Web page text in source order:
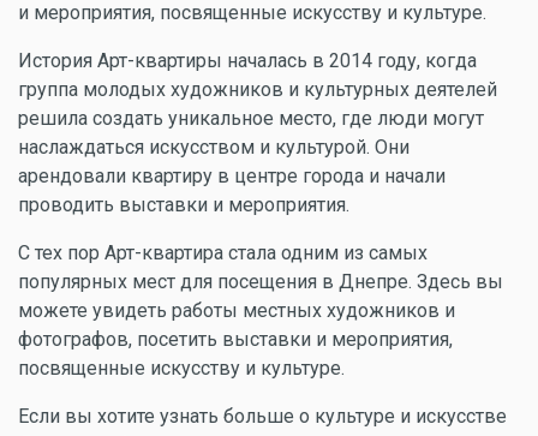
и мероприятия, посвященные искусству и культуре.
История Арт-квартиры началась в 2014 году, когда
группа молодых художников и культурных деятелей
решила создать уникальное место, где люди могут
наслаждаться искусством и культурой. Они
арендовали квартиру в центре города и начали
проводить выставки и мероприятия.
С тех пор Арт-квартира стала одним из самых
популярных мест для посещения в Днепре. Здесь вы
можете увидеть работы местных художников и
фотографов, посетить выставки и мероприятия,
посвященные искусству и культуре.
Если вы хотите узнать больше о культуре и искусстве